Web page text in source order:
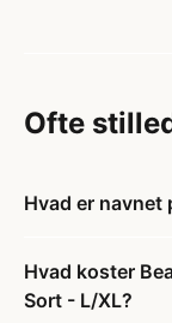
Ofte
Hvad er navnet
Hvad koster
Sort - L/XL?